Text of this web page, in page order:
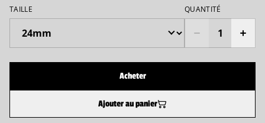
TAILLE QUANTITÉ
Acheter
Ajouter au panier